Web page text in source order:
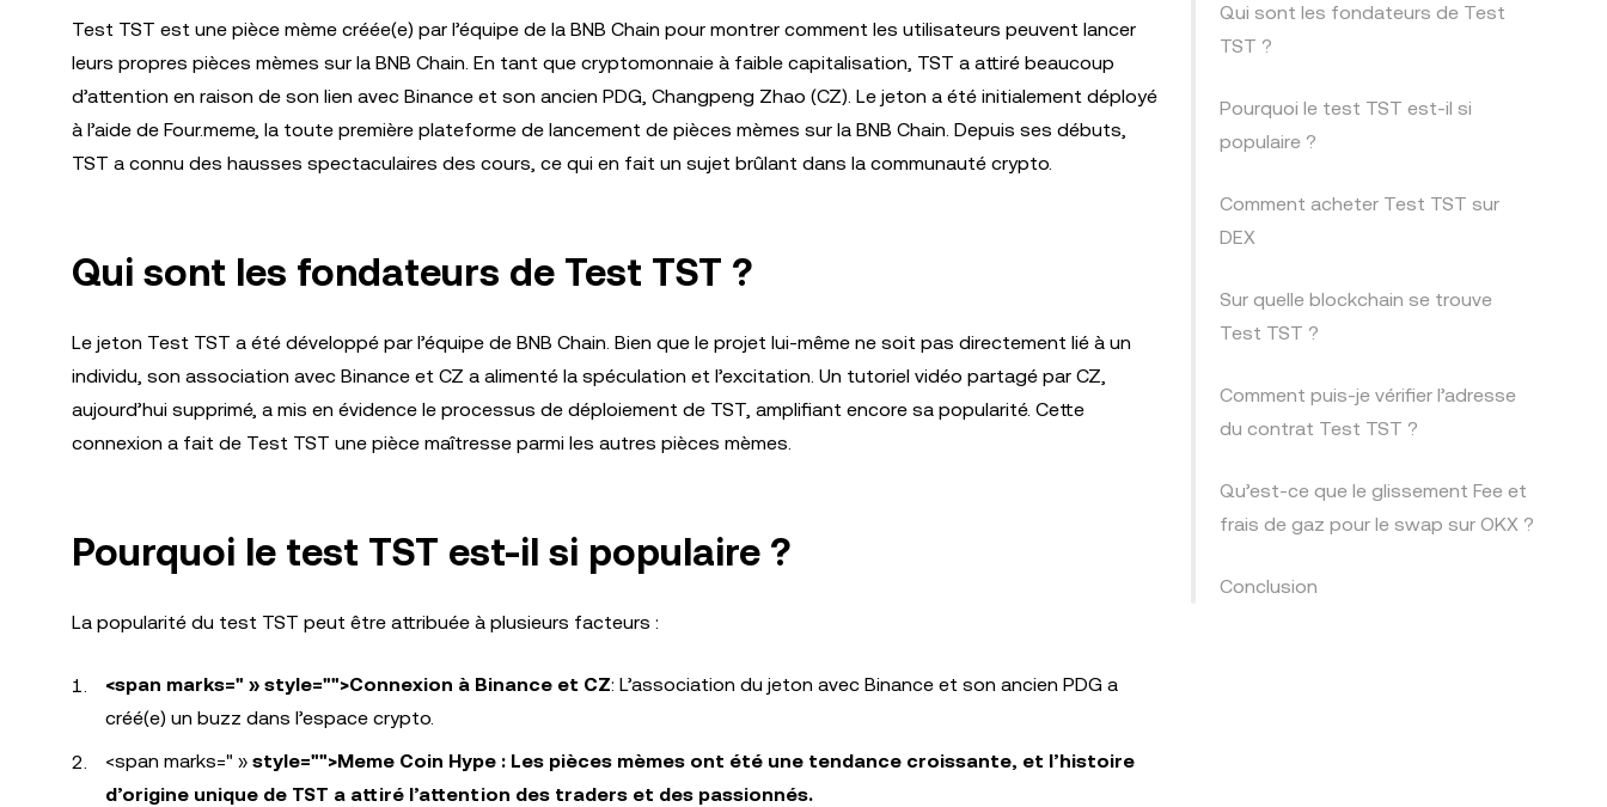
Test TST est une pièce mème créée(e) par l’équipe de la BNB Chain pour montrer comment les utilisateurs peuvent lancer
leurs propres pièces mèmes sur la BNB Chain. En tant que cryptomonnaie à faible capitalisation, TST a attiré beaucoup
d’attention en raison de son lien avec Binance et son ancien PDG, Changpeng Zhao (CZ). Le jeton a été initialement déployé
à l’aide de Four.meme, la toute première plateforme de lancement de pièces mèmes sur la BNB Chain. Depuis ses débuts,
TST a connu des hausses spectaculaires des cours, ce qui en fait un sujet brûlant dans la communauté crypto.
Qui sont les fondateurs de Test TST ?
Le jeton Test TST a été développé par l’équipe de BNB Chain. Bien que le projet lui-même ne soit pas directement lié à un
individu, son association avec Binance et CZ a alimenté la spéculation et l’excitation. Un tutoriel vidéo partagé par CZ,
aujourd’hui supprimé, a mis en évidence le processus de déploiement de TST, amplifiant encore sa popularité. Cette
connexion a fait de Test TST une pièce maîtresse parmi les autres pièces mèmes.
Pourquoi le test TST est-il si populaire ?
La popularité du test TST peut être attribuée à plusieurs facteurs :
<span marks=" » style="">Connexion à Binance et CZ: L’association du jeton avec Binance et son ancien PDG a
créé(e) un buzz dans l’espace crypto.
<span marks=" » style="">Meme Coin Hype : Les pièces mèmes ont été une tendance croissante, et l’histoire
d’origine unique de TST a attiré l’attention des traders et des passionnés.
Qui sont les fondateurs de Test
TST ?
Pourquoi le test TST est-il si
populaire ?
Comment acheter Test TST sur
DEX
Sur quelle blockchain se trouve
Test TST ?
Comment puis-je vérifier l’adresse
du contrat Test TST ?
Qu’est-ce que le glissement Fee et
frais de gaz pour le swap sur OKX ?
Conclusion